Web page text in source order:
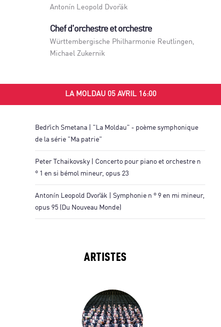
Antonín Leopold Dvořák
Chef d'orchestre et orchestre
Württembergische Philharmonie Reutlingen,
Michael Zukernik
LA MOLDAU 05 AVRIL 16:00
Bedřich Smetana | "La Moldau" - poème symphonique
de la série "Ma patrie"
Peter Tchaikovsky | Concerto pour piano et orchestre n
° 1 en si bémol mineur, opus 23
Antonín Leopold Dvořák | Symphonie n ° 9 en mi mineur,
opus 95 (Du Nouveau Monde)
ARTISTES